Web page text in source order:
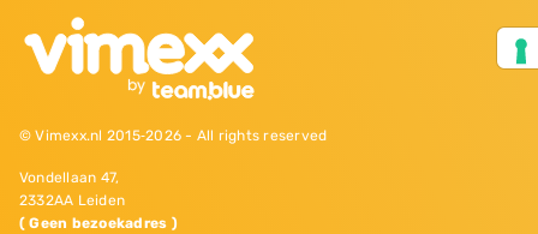
© Vimexx.nl 2015‐2026 - All rights reserved
Vondellaan 47,
2332AA Leiden
( Geen bezoekadres )